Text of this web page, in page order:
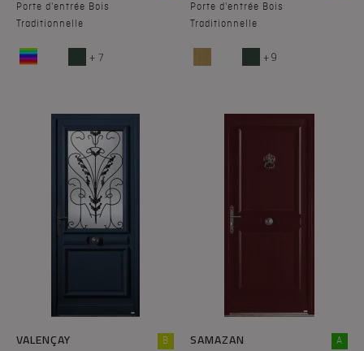
Porte d'entrée Bois
Traditionnelle
+ 7
Porte d'entrée Bois
Traditionnelle
+ 9
VALENÇAY B SAMAZAN A